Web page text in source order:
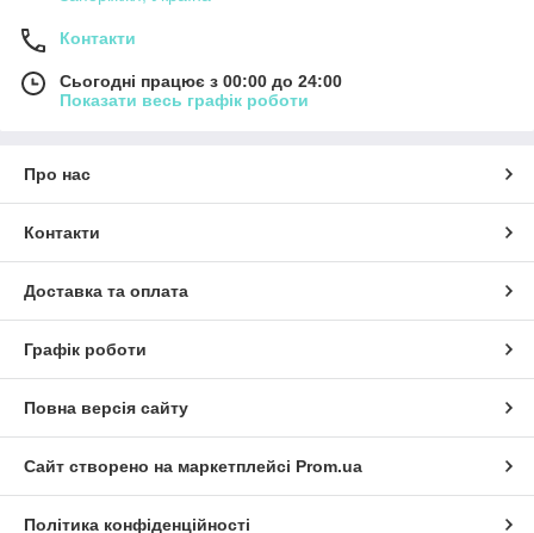
Контакти
Сьогодні працює з 00:00 до 24:00
Показати весь графік роботи
Про нас
Контакти
Доставка та оплата
Графік роботи
Повна версія сайту
Сайт створено на маркетплейсі Prom.ua
Політика конфіденційності